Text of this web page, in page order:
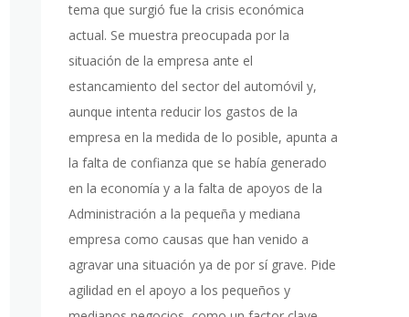
tema que surgió fue la crisis económica
actual. Se muestra preocupada por la
situación de la empresa ante el
estancamiento del sector del automóvil y,
aunque intenta reducir los gastos de la
empresa en la medida de lo posible, apunta a
la falta de confianza que se había generado
en la economía y a la falta de apoyos de la
Administración a la pequeña y mediana
empresa como causas que han venido a
agravar una situación ya de por sí grave. Pide
agilidad en el apoyo a los pequeños y